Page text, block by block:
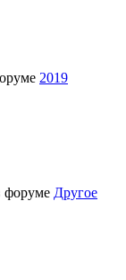
2019
форуме Другое